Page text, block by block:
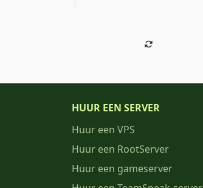
HUUR EEN SERVER
Huur een VPS
Huur een RootServer
Huur een gameserver